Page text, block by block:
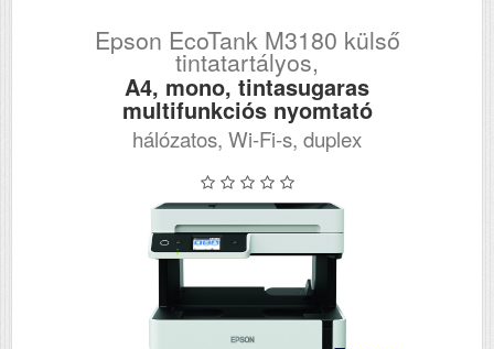
Epson EcoTank M3180 külső
tintatartályos,
A4, mono, tintasugaras
multifunkciós nyomtató
hálózatos, Wi-Fi-s, duplex